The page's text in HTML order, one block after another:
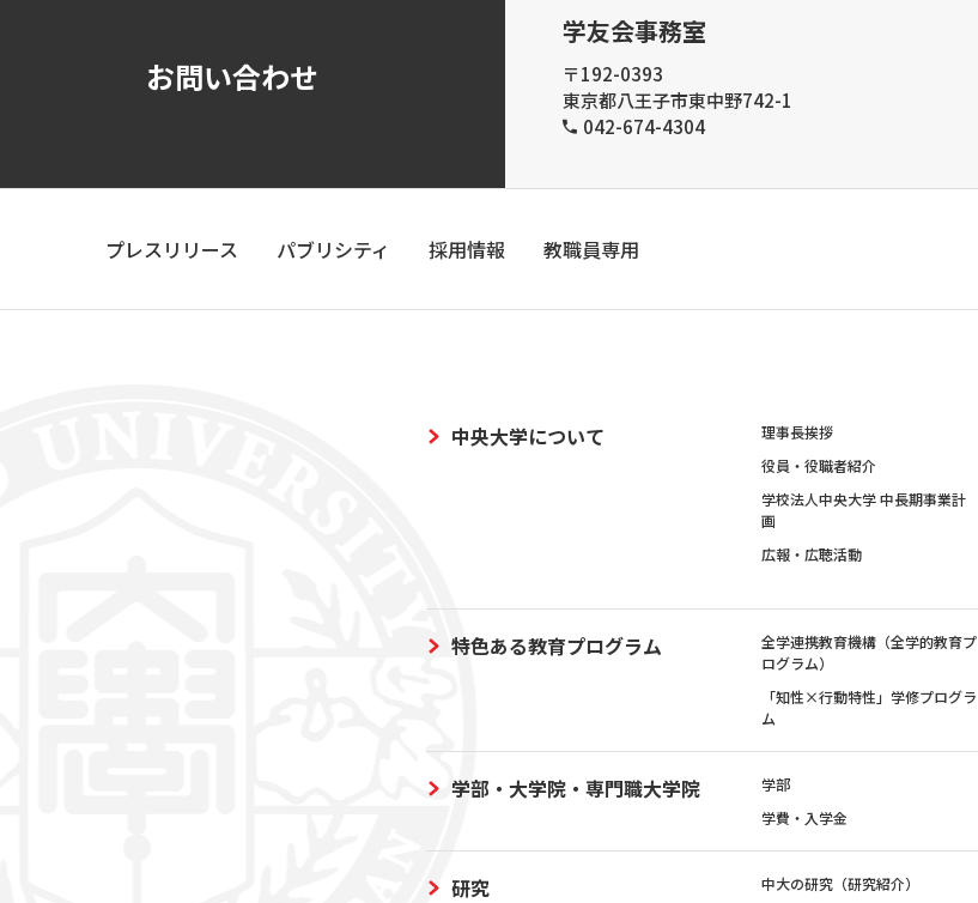
お問い合わせ
学友会事務室
〒192-0393
東京都八王子市東中野742-1
042-674-4304
プレスリリース パブリシティ 採用情報 教職員専用
中央大学について 理事長挨拶
役員・役職者紹介
学校法人中央大学 中長期事業計
画
広報・広聴活動
特色ある教育プログラム
全学連携教育機構（全学的教育プ
ログラム）
「知性×行動特性」学修プログラ
ム
学部・大学院・専門職大学院 学部
学費・入学金
研究 中大の研究（研究紹介）